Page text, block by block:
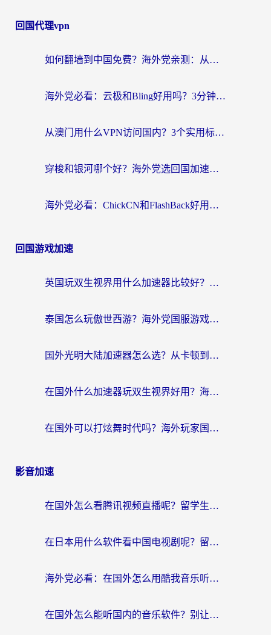
回国代理vpn
如何翻墙到中国免费？海外党亲测：从踩坑到选对加速器的全攻略
海外党必看：云极和Bling好用吗？3分钟教你选对回国加速器
从澳门用什么VPN访问国内？3个实用标准帮你避开坑，无缝刷剧听歌
穿梭和银河哪个好？海外党选回国加速器的避坑指南，附番茄加速器实测体验
海外党必看：ChickCN和FlashBack好用吗？3招教你选对回国加速器（附云极、HomeCN、斧牛vs艾果对比）
回国游戏加速
英国玩双生视界用什么加速器比较好？海外党亲测有效的国服游戏加速方案
泰国怎么玩傲世西游？海外党国服游戏加速终极攻略（附光明大陆量子特攻实测）
国外光明大陆加速器怎么选？从卡顿到丝滑的终极指南（含德国玩走开外星人墨西哥玩俄罗斯方块技巧）
在国外什么加速器玩双生视界好用？海外党亲测不踩坑的终极指南
在国外可以打炫舞时代吗？海外玩家国服游戏加速全攻略（附实测推荐）
影音加速
在国外怎么看腾讯视频直播呢？留学生亲测有效的回国加速指南
在日本用什么软件看中国电视剧呢？留学生亲测有效的回国加速方案
海外党必看：在国外怎么用酷我音乐听音乐？告别“地区不支持”的实用指南
在国外怎么能听国内的音乐软件？别让版权限制断了你的“中文歌单”